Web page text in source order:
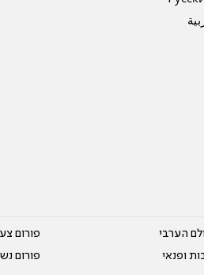
הערבי
ופנאי
פורום
פורום